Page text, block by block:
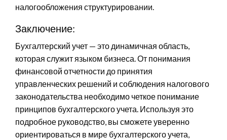
налогообложения структурировании.
Заключение:
Бухгалтерский учет — это динамичная область,
которая служит языком бизнеса. От понимания
финансовой отчетности до принятия
управленческих решений и соблюдения налогового
законодательства необходимо четкое понимание
принципов бухгалтерского учета. Используя это
подробное руководство, вы сможете уверенно
ориентироваться в мире бухгалтерского учета,